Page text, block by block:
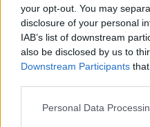
your opt-out. You may
disclosure of your personal
IAB’s list of downstream
also be disclosed by us to
Downstream Participants
Personal Data
CANADA(4-4-2):
Fougerolles,
(61' Ahmed),
Millar (61'
David), Oluwaseyi